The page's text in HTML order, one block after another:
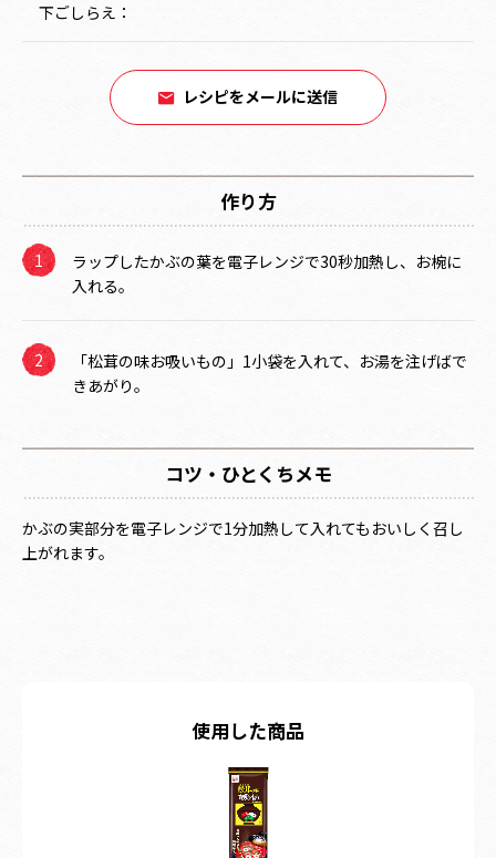
下ごしらえ：
レシピをメールに送信
作り方
ラップしたかぶの葉を電子レンジで30秒加熱し、お椀に
入れる。
「松茸の味お吸いもの」1小袋を入れて、お湯を注げばで
きあがり。
コツ・ひとくちメモ
かぶの実部分を電子レンジで1分加熱して入れてもおいしく召し
上がれます。
使用した商品